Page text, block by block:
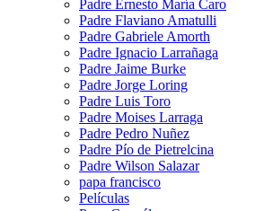
Padre Ernesto María Caro
Padre Flaviano Amatulli
Padre Gabriele Amorth
Padre Ignacio Larrañaga
Padre Jaime Burke
Padre Jorge Loring
Padre Luis Toro
Padre Moises Larraga
Padre Pedro Nuñez
Padre Pío de Pietrelcina
Padre Wilson Salazar
papa francisco
Películas